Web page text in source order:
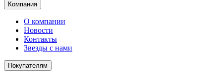
Компания
О компании
Новости
Контакты
Звезды с нами
Покупателям